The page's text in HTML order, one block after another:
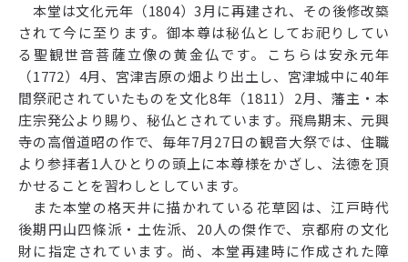
本堂は文化元年（1804）3月に再建され、その後修改築
されて今に至ります。御本尊は秘仏としてお祀りしてい
る聖観世音菩薩立像の黄金仏です。こちらは安永元年
（1772）4月、宮津吉原の畑より出土し、宮津城中に40年
間祭祀されていたものを文化8年（1811）2月、藩主・本
庄宗発公より賜り、秘仏とされています。飛鳥期末、元興
寺の高僧道昭の作で、毎年7月27日の観音大祭では、住職
より参拝者1人ひとりの頭上に本尊様をかざし、法徳を頂
かせることを習わしとしています。
また本堂の格天井に描かれている花草図は、江戸時代
後期円山四條派・土佐派、20人の傑作で、京都府の文化
財に指定されています。尚、本堂再建時に作成された障